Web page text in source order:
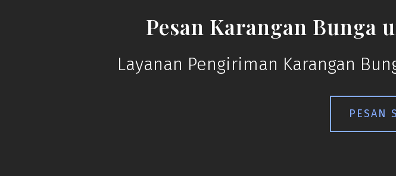
Pesan Karangan Bunga
Layanan Pengiriman Karangan
PESAN